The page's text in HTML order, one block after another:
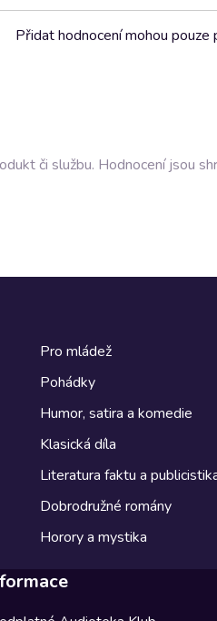
Přidat hodnocení mohou pouze
či službu. Hodnocení jsou
Pro mládež
Pohádky
Humor, satira a komedie
Klasická díla
Literatura faktu a
Dobrodružné romány
Horory a mystika